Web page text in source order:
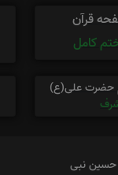
قرآن
کامل
حضرت علی(ع)
حسین نبی